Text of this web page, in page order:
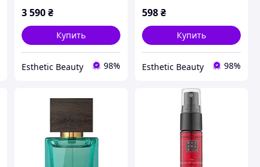
3 590 ₴
Купить
Esthetic Beauty 98%
598₴
Купить
Esthetic Beauty 98%